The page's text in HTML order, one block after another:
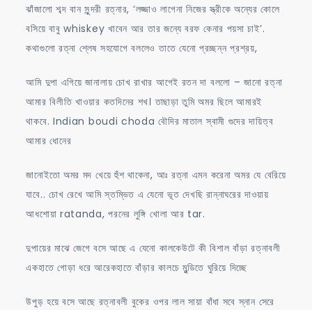
ঝাঁজালো শব্দ বান সুন্দরী রত্নার, ‘লজ্জাও লাগেনা নিজের স্ত্রীকে অন্যের কোলে
বসিয়ে বাবু whiskey খাবেন আর তার জন্যে বরফ কেনার পয়সা চাই’.
কথাগুলো রত্না শ্লেষ সহযোগে বললেও তাতে যেনো প্রচ্ছন্ন প্রশ্রয়,
আমি দুপা এগিয়ে জানালায় চোখ রাখার আগেই রতন দা বললো – জানো রত্না
আমার বিলীতি খাওয়ার কতদিনের শখ। তাছাড়া তুমি অমর ছিলে আমারই
থাকবে. Indian boudi choda বৌদির মাতাল স্বামী গুদের দায়িত্ব
আমার ধোনের
জানোইতো অমর মদ খেয়ে হুঁশ থাকেনা, আঃ রত্না এমন করেনা অমর যে বেরিয়ে
যাবে.. চোখ রেখে আমি স্তম্ভিত এ যেনো ভূত দেখছি রান্নাঘরের দাওয়ায়
আধশোয়া ratanda, পরনের লুঙ্গি খোলা আর tar.
দুপায়ের মাঝে জেগে বসে আছে এ যেনো কালকেউটে কী বিশাল বাঁড়া রত্নাবলী
একহাতে গোড়া ধরে আরেকহাতে বাঁড়ার কালচে মুন্ডিতে ঘুরিয়ে দিচ্ছে
উপুড় হয়ে বসে আছে রত্নাবলী বুকের ওপর লাল সায়া বাঁধা সবে স্নান সেরে